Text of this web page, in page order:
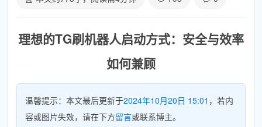
理想的TG刷机器人启动方式：安全与效率
如何兼顾
温馨提示：本文最后更新于2024年10月20日 15:01 ，若内
容或图片失效，请在下方留言或联系博主。